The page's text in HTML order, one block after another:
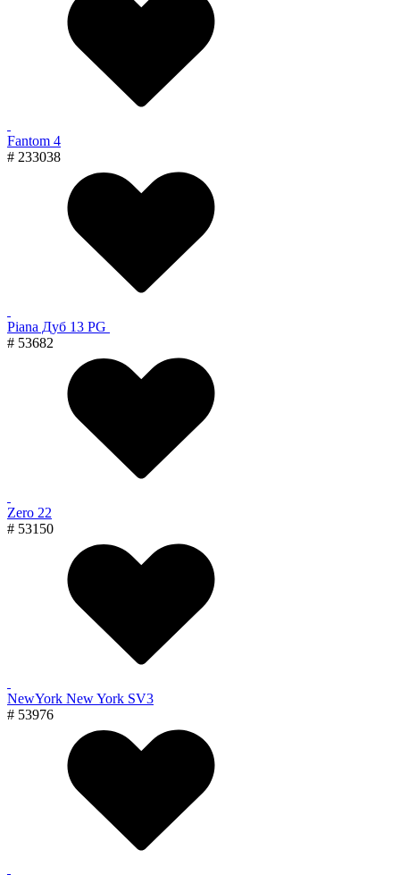
Fantom 4
# 233038
Piana Дуб 13 PG
# 53682
Zero 22
# 53150
NewYork New York SV3
# 53976